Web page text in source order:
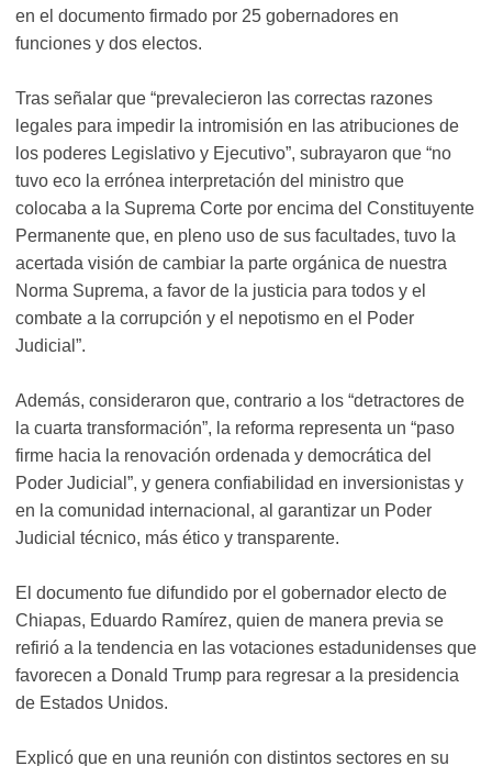
en el documento firmado por 25 gobernadores en
funciones y dos electos.
Tras señalar que “prevalecieron las correctas razones
legales para impedir la intromisión en las atribuciones de
los poderes Legislativo y Ejecutivo”, subrayaron que “no
tuvo eco la errónea interpretación del ministro que
colocaba a la Suprema Corte por encima del Constituyente
Permanente que, en pleno uso de sus facultades, tuvo la
acertada visión de cambiar la parte orgánica de nuestra
Norma Suprema, a favor de la justicia para todos y el
combate a la corrupción y el nepotismo en el Poder
Judicial”.
Además, consideraron que, contrario a los “detractores de
la cuarta transformación”, la reforma representa un “paso
firme hacia la renovación ordenada y democrática del
Poder Judicial”, y genera confiabilidad en inversionistas y
en la comunidad internacional, al garantizar un Poder
Judicial técnico, más ético y transparente.
El documento fue difundido por el gobernador electo de
Chiapas, Eduardo Ramírez, quien de manera previa se
refirió a la tendencia en las votaciones estadunidenses que
favorecen a Donald Trump para regresar a la presidencia
de Estados Unidos.
Explicó que en una reunión con distintos sectores en su